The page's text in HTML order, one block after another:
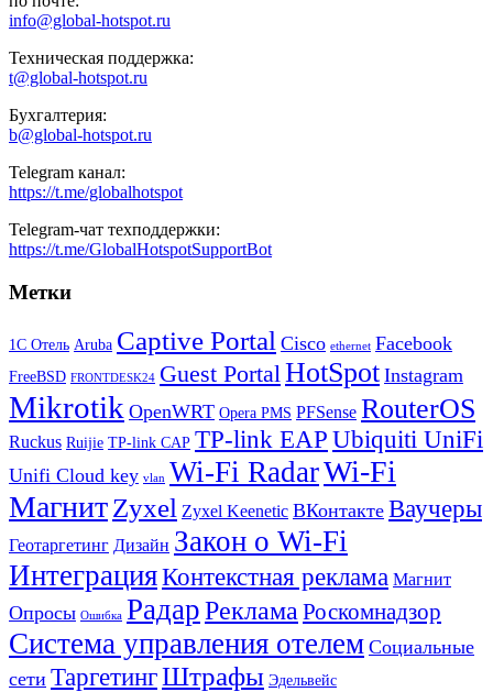
info@global-hotspot.ru
Техническая поддержка:
t@global-hotspot.ru
Бухгалтерия:
b@global-hotspot.ru
Telegram канал:
https://t.me/globalhotspot
Telegram-чат техподдержки:
https://t.me/GlobalHotspotSupportBot
Метки
1С Отель Aruba Captive Portal Cisco ethernet Facebook
FreeBSD FRONTDESK24 Guest Portal HotSpot Instagram
Mikrotik OpenWRT Opera PMS PFSense RouterOS
Ruckus Ruijie TP-link CAP TP-link EAP Ubiquiti UniFi
Unifi Cloud key vlan Wi-Fi RadarWi-Fi
МагнитZyxel Zyxel Keenetic ВКонтакте Ваучеры
Геотаргетинг Дизайн Закон о Wi-Fi
ИнтеграцияКонтекстная реклама Магнит
Опросы Ошибка РадарРеклама Роскомнадзор
Система управления отелем Социальные
сети ТаргетингШтрафы Эдельвейс